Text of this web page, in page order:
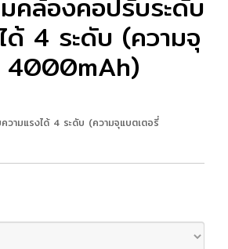
ด้ 4 ระดับ (ความจุ
4000mAh)
ามแรงได้ 4 ระดับ (ความจุแบตเตอรี่